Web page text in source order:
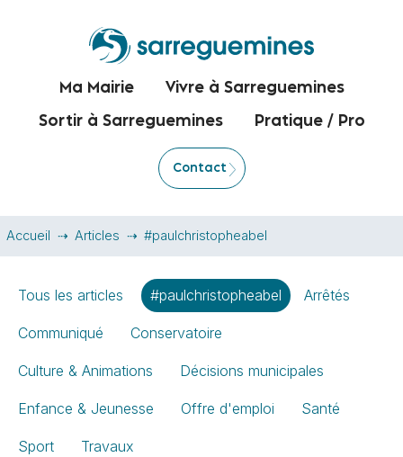
Ma Mairie Vivre à Sarreguemines
Sortir à Sarreguemines Pratique / Pro
Contact
Accueil Articles #paulchristopheabel
Tous les articles #paulchristopheabel Arrêtés
Communiqué Conservatoire
Culture & Animations Décisions municipales
Enfance & Jeunesse Offre d'emploi Santé
Sport Travaux